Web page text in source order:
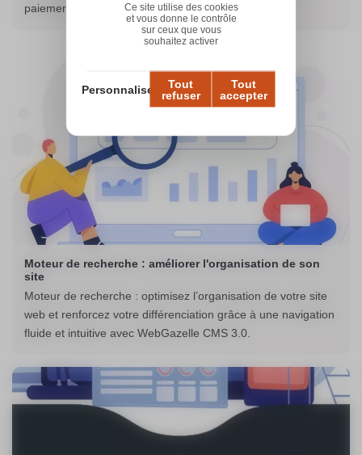
paiement fiable et fluide sur votre site internet.
Moteur de recherche : améliorer l'organisation de son
site
Moteur de recherche : optimisez l’organisation de votre site
web et renforcez votre différenciation grâce à une navigation
fluide et intuitive avec WebGazelle CMS 3.0.
Ce site utilise des cookies
et vous donne le contrôle
sur ceux que vous
souhaitez activer
Tout
accepter
Tout
refuser
Personnaliser